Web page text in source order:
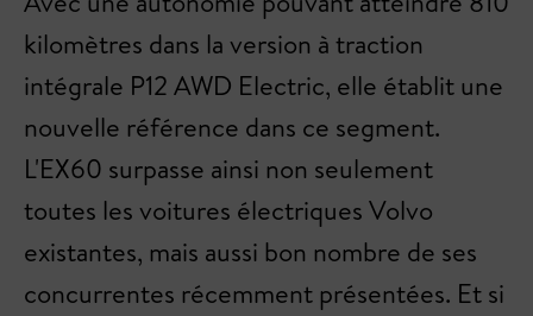
kilomètres dans la version à traction
intégrale P12 AWD Electric, elle établit une
nouvelle référence dans ce segment.
L'EX60 surpasse ainsi non seulement
toutes les voitures électriques Volvo
existantes, mais aussi bon nombre de ses
concurrentes récemment présentées. Et si